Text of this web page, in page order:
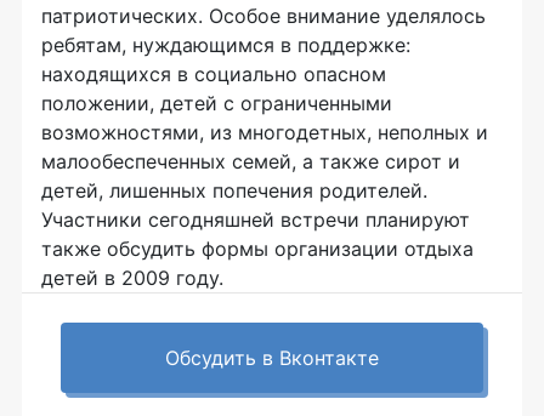
патриотических. Особое внимание уделялось
ребятам, нуждающимся в поддержке:
находящихся в социально опасном
положении, детей с ограниченными
возможностями, из многодетных, неполных и
малообеспеченных семей, а также сирот и
детей, лишенных попечения родителей.
Участники сегодняшней встречи планируют
также обсудить формы организации отдыха
детей в 2009 году.
Обсудить в Вконтакте